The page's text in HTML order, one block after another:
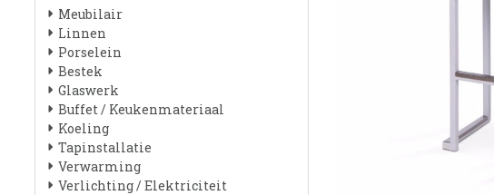
Meubilair
Linnen
Porselein
Bestek
Glaswerk
Buffet / Keukenmateriaal
Koeling
Tapinstallatie
Verwarming
Verlichting / Elektriciteit